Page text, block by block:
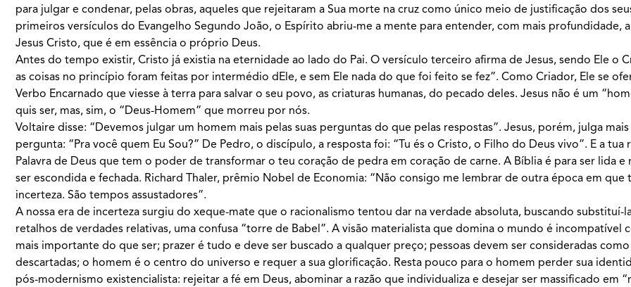
para julgar e condenar, pelas obras, aqueles que rejeitaram a Sua morte na cruz como único meio de justificação dos
primeiros versículos do Evangelho Segundo João, o Espírito abriu-me a mente para entender, com mais profundidade,
Jesus Cristo, que é em essência o próprio Deus.
Antes do tempo existir, Cristo já existia na eternidade ao lado do Pai. O versículo terceiro afirma de Jesus, sendo Ele o
as coisas no princípio foram feitas por intermédio dEle, e sem Ele nada do que foi feito se fez”. Como Criador, Ele se
Verbo Encarnado que viesse à terra para salvar o seu povo, as criaturas humanas, do pecado deles. Jesus não é um
quis ser, mas, sim, o “Deus-Homem” que morreu por nós.
Voltaire disse: “Devemos julgar um homem mais pelas suas perguntas do que pelas respostas”. Jesus, porém, julga
pergunta: “Pra você quem Eu Sou?” De Pedro, o discípulo, a resposta foi: “Tu és o Cristo, o Filho do Deus vivo”. E a tua
Palavra de Deus que tem o poder de transformar o teu coração de pedra em coração de carne. A Bíblia é para ser lida e
ser escondida e fechada. Richard Thaler, prêmio Nobel de Economia: “Não consigo me lembrar de outra época em que
incerteza. São tempos assustadores”.
A nossa era de incerteza surgiu do xeque-mate que o racionalismo tentou dar na verdade absoluta, buscando substituí-
retalhos de verdades relativas, uma confusa “torre de Babel”. A visão materialista que domina o mundo é incompatível
mais importante do que ser; prazer é tudo e deve ser buscado a qualquer preço; pessoas devem ser consideradas
descartadas; o homem é o centro do universo e requer a sua glorificação. Resta pouco para o homem perder sua
pós-modernismo existencialista: rejeitar a fé em Deus, abominar a razão que individualiza e desejar ser massificado em